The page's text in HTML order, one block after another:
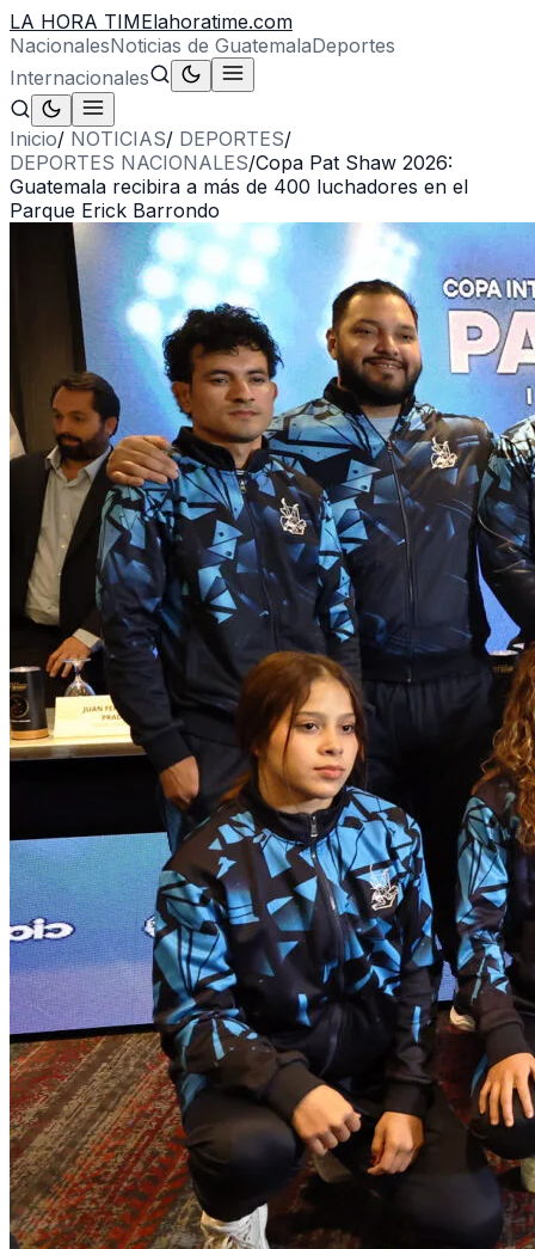
LA HORA TIMElahoratime.com
NacionalesNoticias de GuatemalaDeportes
Internacionales
Inicio/ NOTICIAS/ DEPORTES/
DEPORTES NACIONALES/Copa Pat Shaw 2026:
Guatemala recibira a más de 400 luchadores en el
Parque Erick Barrondo